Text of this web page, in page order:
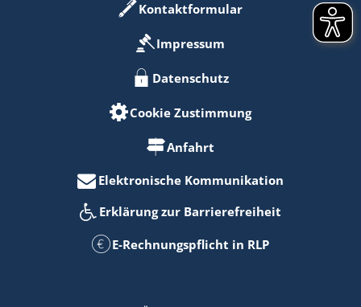
Kontaktformular
Impressum
Datenschutz
Cookie Zustimmung
Anfahrt
Elektronische Kommunikation
Erklärung zur Barrierefreiheit
E-Rechnungspflicht in RLP